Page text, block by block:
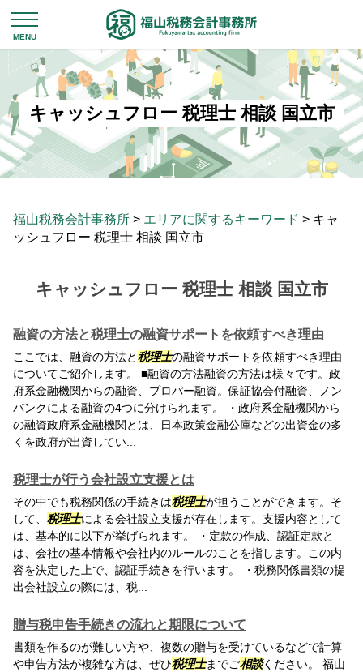
キャッシュフロー 税理士 相談 国立市
福山税務会計事務所 > エリアに関するキーワード > キャ
ッシュフロー 税理士 相談 国立市
キャッシュフロー 税理士 相談 国立市
融資の方法と税理士の融資サポートを依頼すべき理由
ここでは、融資の方法と税理士の融資サポートを依頼すべき理由
についてご紹介します。 ■融資の方法融資の方法は様々です。政
府系金融機関からの融資、プロパー融資。保証協会付融資、ノン
バンクによる融資の4つに分けられます。 ・政府系金融機関から
の融資政府系金融機関とは、日本政策金融公庫などの出資金の多
くを政府が出資してい...
税理士が行う会社設立支援とは
その中でも税務関係の手続きは税理士が担うことができます。そ
して、 税理士による会社設立支援が存在します。支援内容として
は、基本的に以下が挙げられます。 ・定款の作成、認証定款と
は、会社の基本情報や会社内のルールのことを指します。この内
容を決定した上で、認証手続きを行います。 ・税務関係書類の提
出会社設立の際には、税...
贈与税申告手続きの流れと期限について
書類を作るのが難しい方や、複数の贈与を受けているなどで計算
や申告方法が複雑な方は、ぜひ税理士までご相談ください。 福山